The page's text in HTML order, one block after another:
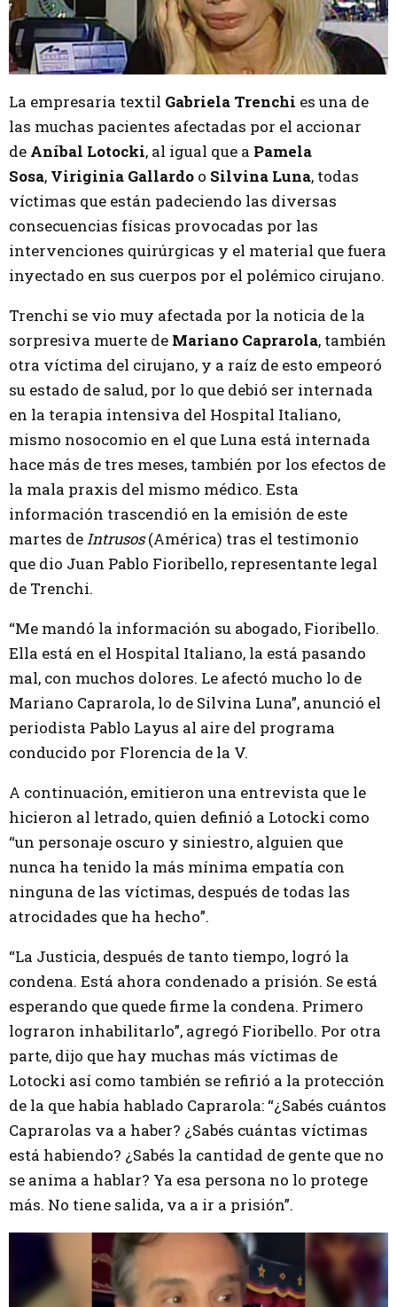
La empresaria textil Gabriela Trenchi es una de
las muchas pacientes afectadas por el accionar
de Aníbal Lotocki, al igual que a Pamela
Sosa, Viriginia Gallardo o Silvina Luna, todas
víctimas que están padeciendo las diversas
consecuencias físicas provocadas por las
intervenciones quirúrgicas y el material que fuera
inyectado en sus cuerpos por el polémico cirujano.
Trenchi se vio muy afectada por la noticia de la
sorpresiva muerte de Mariano Caprarola, también
otra víctima del cirujano, y a raíz de esto empeoró
su estado de salud, por lo que debió ser internada
en la terapia intensiva del Hospital Italiano,
mismo nosocomio en el que Luna está internada
hace más de tres meses, también por los efectos de
la mala praxis del mismo médico. Esta
información trascendió en la emisión de este
martes deIntrusos(América) tras el testimonio
que dio Juan Pablo Fioribello, representante legal
de Trenchi.
“Me mandó la información su abogado, Fioribello.
Ella está en el Hospital Italiano, la está pasando
mal, con muchos dolores. Le afectó mucho lo de
Mariano Caprarola, lo de Silvina Luna”, anunció el
periodista Pablo Layus al aire del programa
conducido por Florencia de la V.
A continuación, emitieron una entrevista que le
hicieron al letrado, quien definió a Lotocki como
“un personaje oscuro y siniestro, alguien que
nunca ha tenido la más mínima empatía con
ninguna de las víctimas, después de todas las
atrocidades que ha hecho”.
“La Justicia, después de tanto tiempo, logró la
condena. Está ahora condenado a prisión. Se está
esperando que quede firme la condena. Primero
lograron inhabilitarlo”, agregó Fioribello. Por otra
parte, dijo que hay muchas más víctimas de
Lotocki así como también se refirió a la protección
de la que había hablado Caprarola: “¿Sabés cuántos
Caprarolas va a haber? ¿Sabés cuántas víctimas
está habiendo? ¿Sabés la cantidad de gente que no
se anima a hablar? Ya esa persona no lo protege
más. No tiene salida, va a ir a prisión”.